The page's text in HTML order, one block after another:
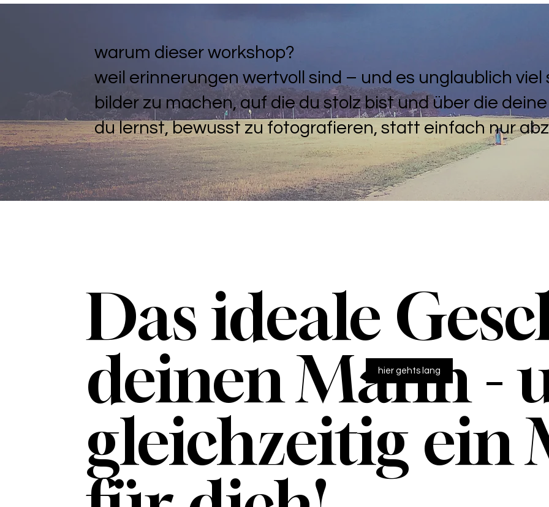
warum dieser workshop?
weil erinnerungen wertvoll sind – und es unglaublich
bilder zu machen, auf die du stolz bist und über die
du lernst, bewusst zu fotografieren, statt einfach nur
Das ideale
deinen Mann -
gleichzeitig ein
hier gehts lang